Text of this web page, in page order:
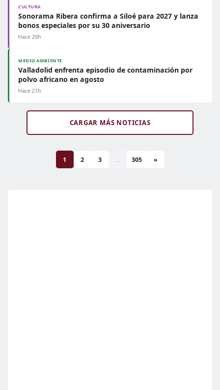
CULTURA
Sonorama Ribera confirma a Siloé para 2027 y lanza
bonos especiales por su 30 aniversario
Hace 20h
MEDIO AMBIENTE
Valladolid enfrenta episodio de contaminación por
polvo africano en agosto
Hace 21h
CARGAR MÁS NOTICIAS
1 2 3 ... 305 »